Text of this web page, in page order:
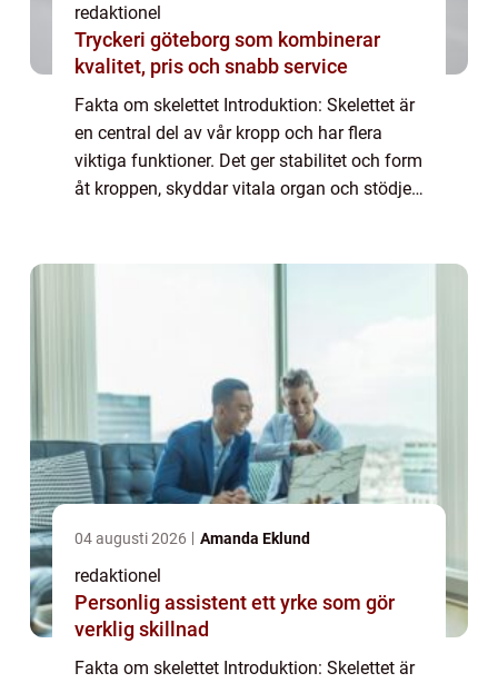
redaktionel
Tryckeri göteborg som kombinerar
kvalitet, pris och snabb service
Fakta om skelettet Introduktion: Skelettet är
en central del av vår kropp och har flera
viktiga funktioner. Det ger stabilitet och form
åt kroppen, skyddar vitala organ och stödjer
04 augusti 2026 Amanda Eklund
redaktionel
Personlig assistent ett yrke som gör
verklig skillnad
Fakta om skelettet Introduktion: Skelettet är